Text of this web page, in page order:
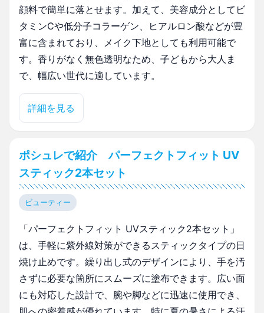
顔料で簡単に落とせます。加えて、美容成分としてビ
タミンCや低分子コラーゲン、ヒアルロン酸などが豊
富に含まれており、メイク下地としても利用可能で
す。香りがなく無色透明なため、子どもから大人ま
で、幅広い世代に適しています。
詳細を見る
ポシュレで紹介 パーフェクトフィット UV
スティック2本セット
ビューティー
「パーフェクトフィット UVスティック2本セット」
は、手軽に紫外線対策ができるスティックタイプの日
焼け止めです。繰り出し式のデザインにより、手を汚
さずに必要な箇所にスムーズに塗布できます。広い面
にも対応した設計で、腕や脚などに迅速に使用でき、